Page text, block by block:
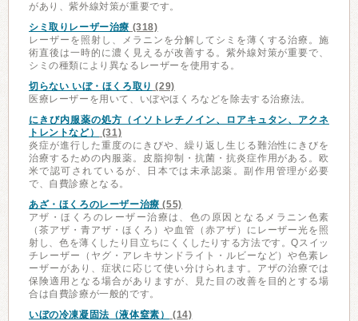
があり、紫外線対策が重要です。
シミ取りレーザー治療 (318)
レーザーを照射し、メラニンを分解してシミを薄くする治療。施
術直後は一時的に濃く見えるが改善する。紫外線対策が重要で、
シミの種類により異なるレーザーを使用する。
切らない いぼ・ほくろ取り (29)
医療レーザーを用いて、いぼやほくろなどを除去する治療法。
にきび内服薬の処方（イソトレチノイン、ロアキュタン、アクネ
トレントなど）
(31)
炎症が進行した重度のにきびや、繰り返し生じる難治性にきびを
治療するための内服薬。皮脂抑制・抗菌・抗炎症作用がある。欧
米で認可されているが、日本では未承認薬。副作用管理が必要
で、自費診療となる。
あざ・ほくろのレーザー治療 (55)
アザ・ほくろのレーザー治療は、色の原因となるメラニン色素
（茶アザ・青アザ・ほくろ）や血管（赤アザ）にレーザー光を照
射し、色を薄くしたり目立ちにくくしたりする方法です。Qスイッ
チレーザー（ヤグ・アレキサンドライト・ルビーなど）や色素レ
ーザーがあり、症状に応じて使い分けられます。アザの治療では
保険適用となる場合がありますが、見た目の改善を目的とする場
合は自費診療が一般的です。
いぼの冷凍凝固法（液体窒素）
(14)